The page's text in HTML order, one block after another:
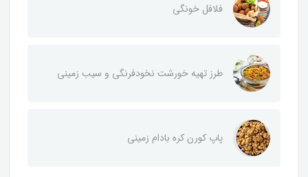
فلافل خونگی
طرز تهیه خورشت نخودفرنگی و سیب زمینی
پاپ کورن کره بادام زمینی